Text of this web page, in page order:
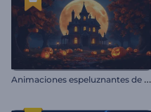
A
nimaciones espeluznantes de Halloween